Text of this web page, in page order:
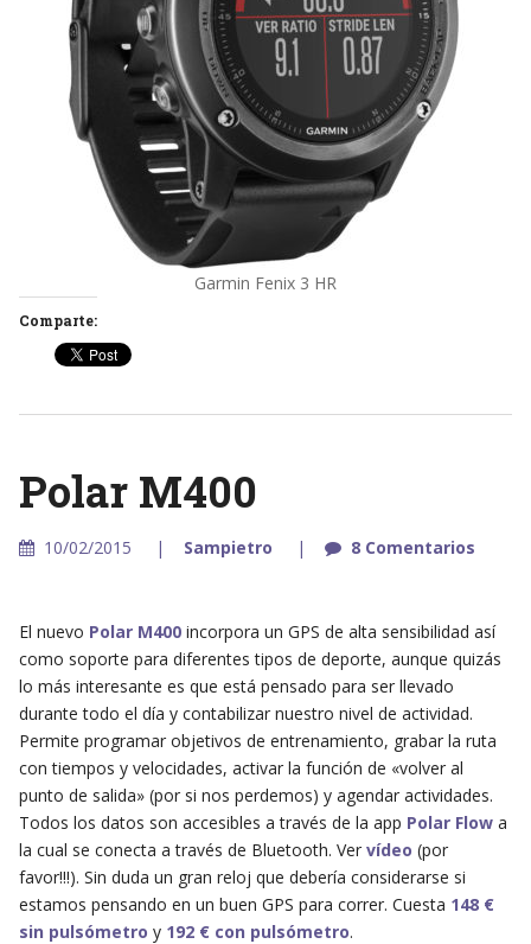
Garmin Fenix 3 HR
Comparte:
Polar M400
10/02/2015 Sampietro 8 Comentarios
El nuevo Polar M400incorpora un GPS de alta sensibilidad así
como soporte para diferentes tipos de deporte, aunque quizás
lo más interesante es que está pensado para ser llevado
durante todo el día y contabilizar nuestro nivel de actividad.
Permite programar objetivos de entrenamiento, grabar la ruta
con tiempos y velocidades, activar la función de «volver al
punto de salida» (por si nos perdemos) y agendar actividades.
Todos los datos son accesibles a través de la app Polar Flowa
la cual se conecta a través de Bluetooth. Ver vídeo (por
favor!!!). Sin duda un gran reloj que debería considerarse si
estamos pensando en un buen GPS para correr. Cuesta 148 €
sin pulsómetro y 192 € con pulsómetro.